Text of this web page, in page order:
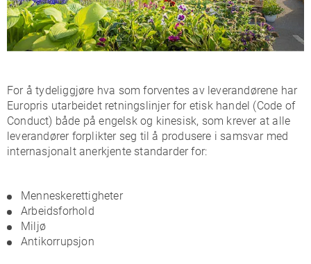
For å tydeliggjøre hva som forventes av leverandørene har
Europris utarbeidet retningslinjer for etisk handel (Code of
Conduct) både på engelsk og kinesisk, som krever at alle
leverandører forplikter seg til å produsere i samsvar med
internasjonalt anerkjente standarder for:
Menneskerettigheter
Arbeidsforhold
Miljø
Antikorrupsjon